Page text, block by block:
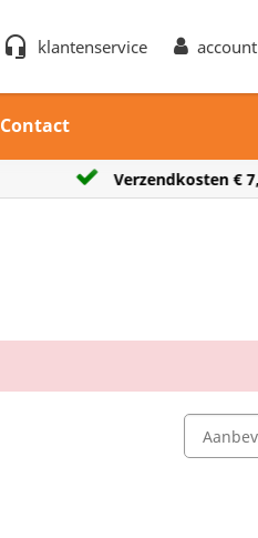
headset_mic klantenservice account
Contact
Verzendkosten € 7,25